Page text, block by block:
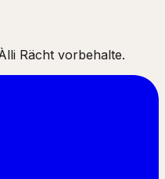
Rächt vorbehalte.